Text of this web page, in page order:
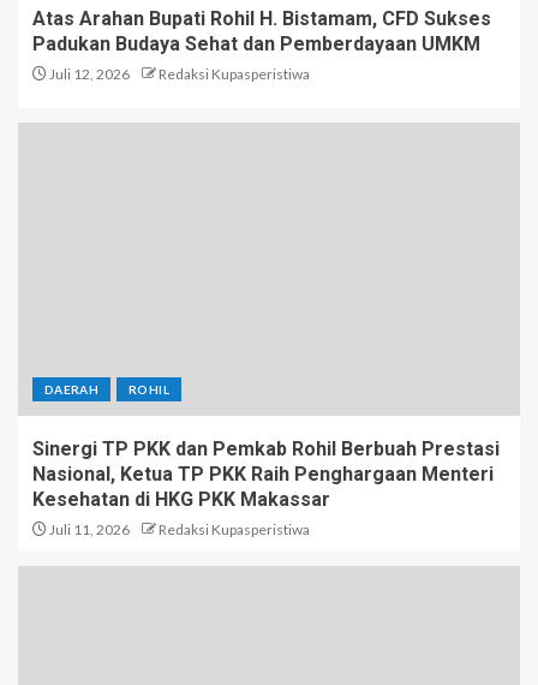
Atas Arahan Bupati Rohil H. Bistamam, CFD Sukses
Padukan Budaya Sehat dan Pemberdayaan UMKM
Juli 12, 2026 Redaksi Kupasperistiwa
DAERAH ROHIL
Sinergi TP PKK dan Pemkab Rohil Berbuah Prestasi
Nasional, Ketua TP PKK Raih Penghargaan Menteri
Kesehatan di HKG PKK Makassar
Juli 11, 2026 Redaksi Kupasperistiwa